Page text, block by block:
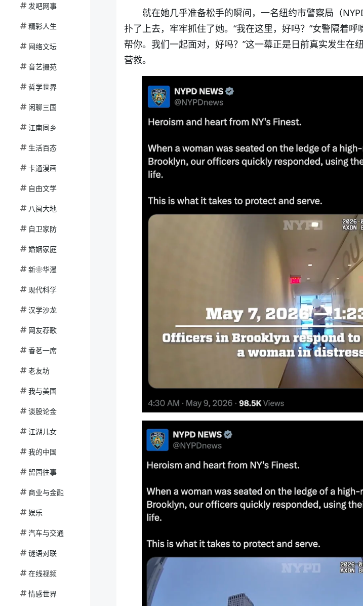
发吧网事
精彩人生
网络文坛
音艺摄苑
哲学世界
闲聊三国
江南同乡
生活百态
卡通漫画
自由文学
八闽大地
自卫家防
婚姻家庭
新❀华漫
现代科学
汉学沙龙
网友荐歌
香茗一席
老友坊
我与美国
谈股论金
江湖儿女
我的中国
留园往事
商业与金融
娱乐
汽车与交通
谜语对联
在线视频
情感世界
就在她几乎准备松手的瞬间，一名纽约市警察局（
扑了上去，牢牢抓住了她。“我在这里，好吗？”女警隔着呼
帮你。我们一起面对，好吗？”这一幕正是日前真实发生在
营救。